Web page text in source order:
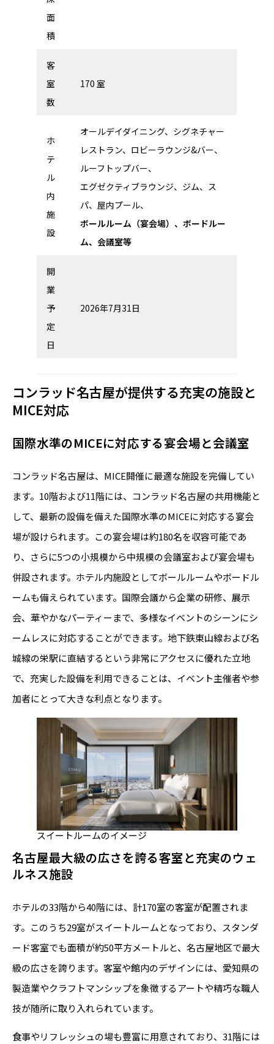
面
積
客
室
数
170 室
ホ
テ
ル
内
施
設
オールデイダイニング、シグネチャー
レストラン、ロビーラウンジ&バー、
ルーフトップバー、
エグゼクティブラウンジ、ジム、ス
パ、屋内プール、
ボールルーム（宴会場）、ボードルー
ム、会議室等
開
業
予
定
日
2026年7月31日
コンラッド名古屋が提供する充実の施設と
MICE対応
国際水準のMICEに対応する宴会場と会議室
コンラッド名古屋は、MICE開催に最適な施設を完備してい
ます。10階および11階には、コンラッド名古屋の共用機能と
して、最新の設備を備えた国際水準のMICEに対応する宴会
場が設けられます。この宴会場は約180名を収容可能であ
り、さらに5つの小規模から中規模の会議室および宴会場も
併設されます。ホテル内施設としてボールルームやボードル
ームも備えられています。国際会議から企業の研修、展示
会、華やかなパーティーまで、多様なイベントのシーンにシ
ームレスに対応することができます。地下鉄東山線および名
城線の栄駅に直結するという非常にアクセスに優れた立地
で、充実した設備を利用できることは、イベント主催者や参
加者にとって大きな利点となります。
スイートルームのイメージ
名古屋最大級の広さを誇る客室と充実のウェ
ルネス施設
ホテルの33階から40階には、計170室の客室が配置されま
す。このうち29室がスイートルームとなっており、スタンダ
ード客室でも面積が約50平方メートルと、名古屋地区で最大
級の広さを誇ります。客室や館内のデザインには、愛知県の
製造業やクラフトマンシップを象徴するアートや精巧な職人
技が随所に取り入れられています。
食事やリフレッシュの場も豊富に用意されており、31階には